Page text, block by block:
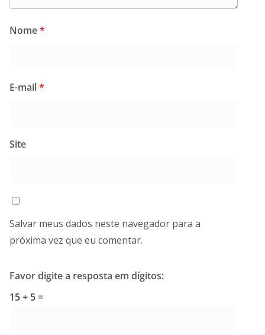
Nome*
E-mail*
Site
Salvar meus dados neste navegador para a
próxima vez que eu comentar.
Favor digite a resposta em dígitos:
15 + 5 =